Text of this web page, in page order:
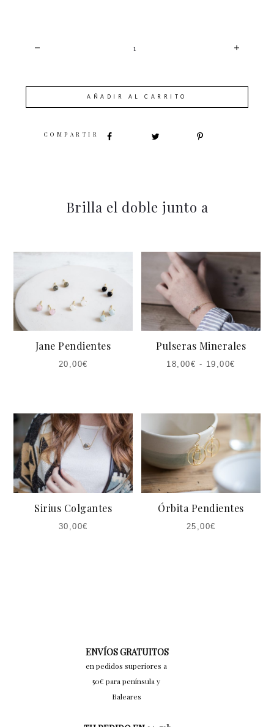
AÑADIR AL CARRITO
SHARE
Brilla el doble junto a
Jane Pendientes
20,00€
Pulseras Minerales
18,00€ - 19,00€
Sirius Colgantes
30,00€
Órbita Pendientes
25,00€
ENVÍOS GRATUITOS
en pedidos superiores a
50€ para península y
Baleares